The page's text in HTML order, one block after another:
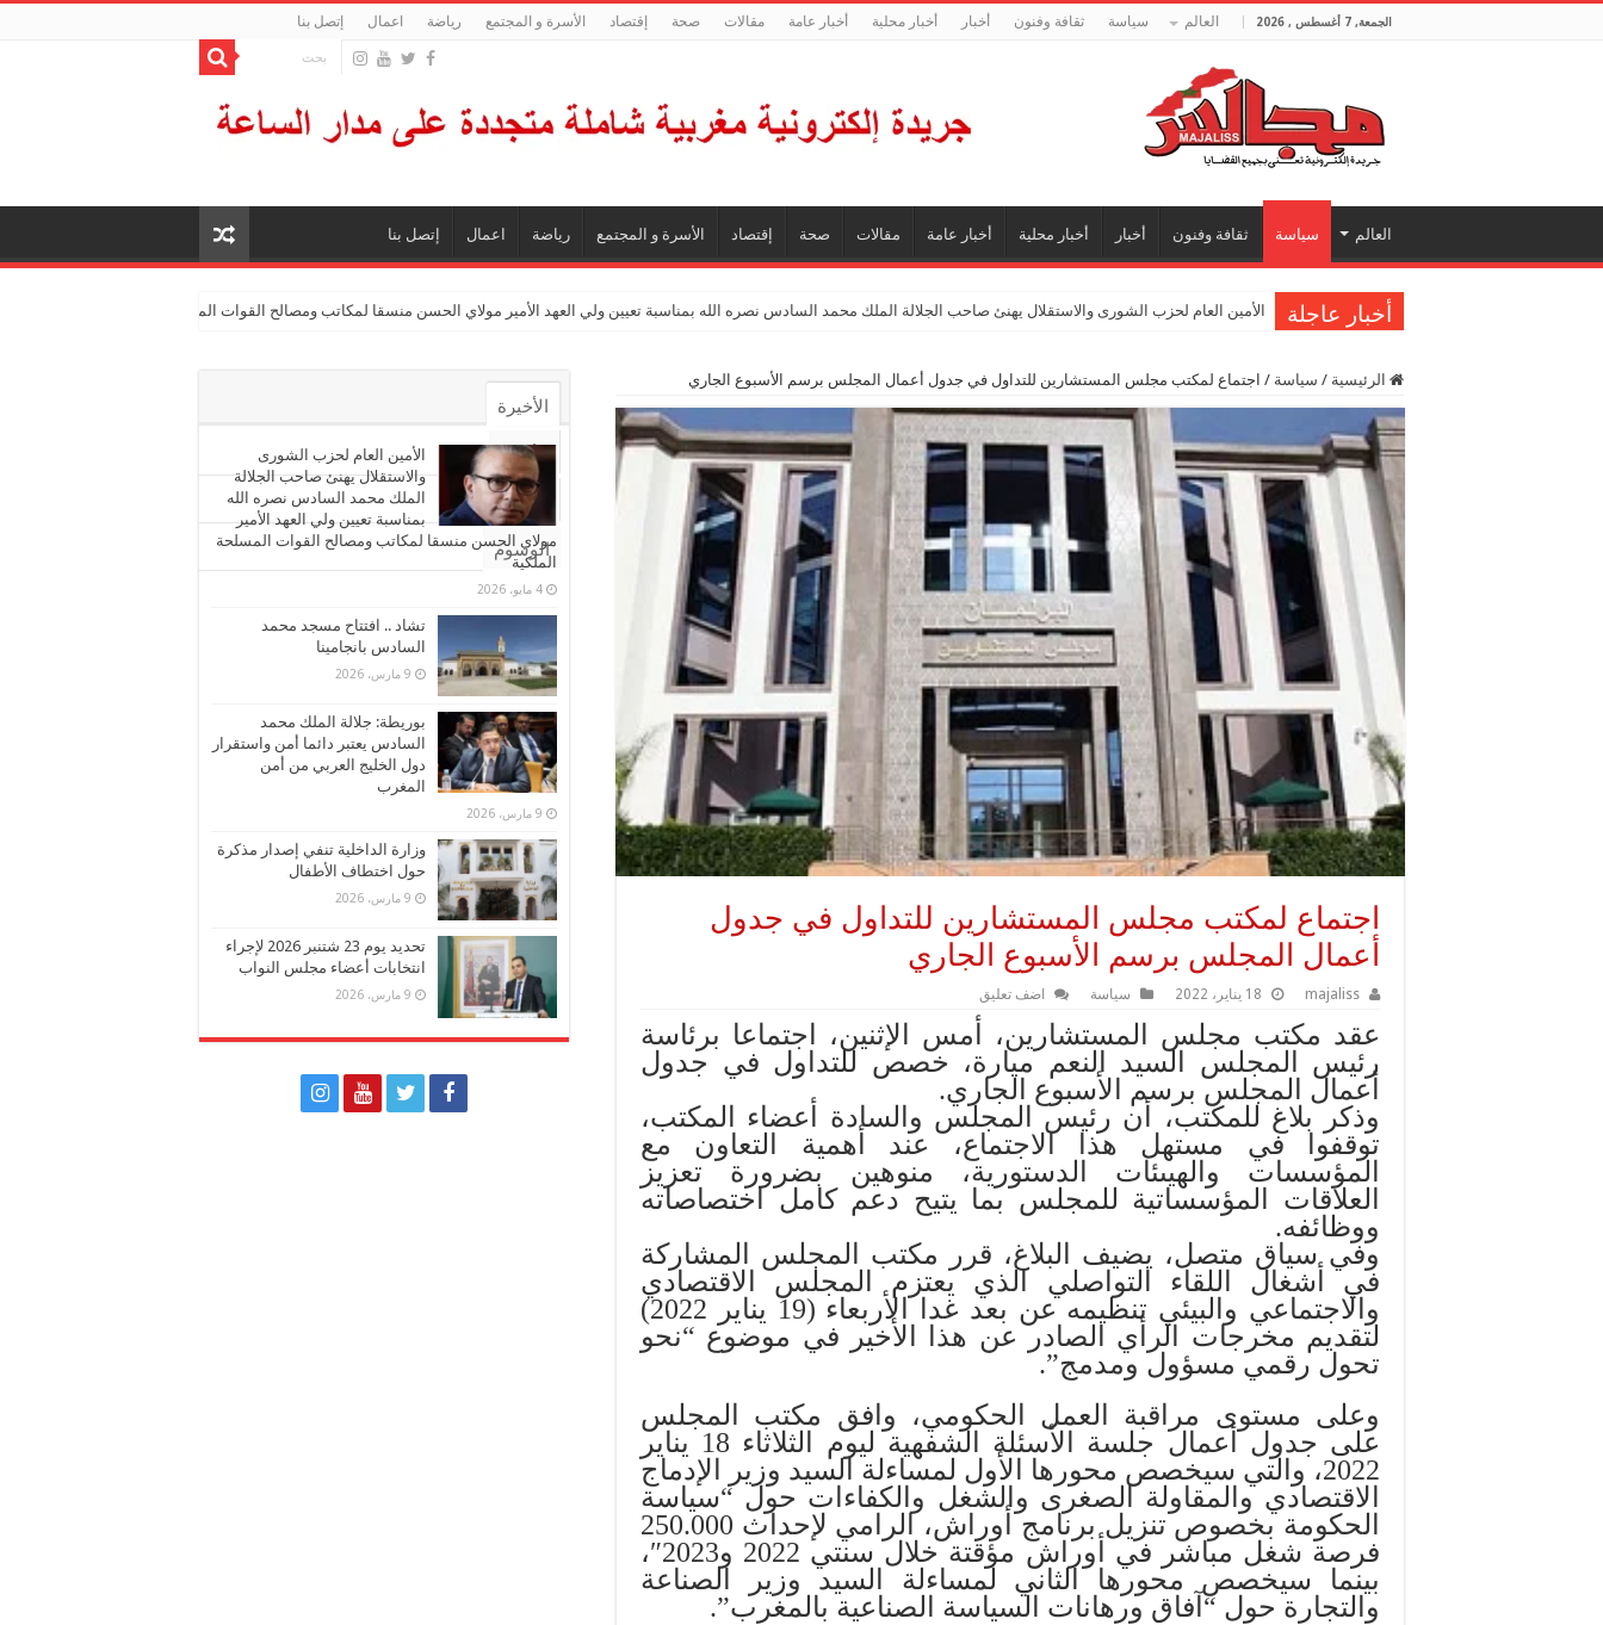
الجمعة, 7 أغسطس , 2026 العالم سياسة ثقافة وفنون أخبار أخبار محلية أخبار عامة مقالات صحة إقتصاد الأسرة و المجتمع رياضة اعمال إتصل بنا
العالم سياسة ثقافة وفنون أخبار أخبار محلية أخبار عامة مقالات صحة إقتصاد الأسرة و المجتمع رياضة اعمال إتصل بنا
أخبار عاجلة الأمين العام لحزب الشورى والاستقلال يهنئ صاحب الجلالة الملك محمد السادس نصره الله بمناسبة تعيين ولي العهد الأمير مولاي الحسن منسقا لمكاتب ومصالح القوات المسلحة الملكية
الرئيسية / سياسة / اجتماع لمكتب مجلس المستشارين للتداول في جدول أعمال المجلس برسم الأسبوع الجاري
اجتماع لمكتب مجلس المستشارين للتداول في جدول
أعمال المجلس برسم الأسبوع الجاري
majaliss 18 يناير، 2022 سياسة اضف تعليق
عقد مكتب مجلس المستشارين، أمس الإثنين، اجتماعا برئاسة
رئيس المجلس السيد النعم ميارة، خصص للتداول في جدول
أعمال المجلس برسم الأسبوع الجاري.
وذكر بلاغ للمكتب، أن رئيس المجلس والسادة أعضاء المكتب،
توقفوا في مستهل هذا الاجتماع، عند أهمية التعاون مع
المؤسسات والهيىئات الدستورية، منوهين بضرورة تعزيز
العلاقات المؤسساتية للمجلس بما يتيح دعم كامل اختصاصاته
ووظائفه.
وفي سياق متصل، يضيف البلاغ، قرر مكتب المجلس المشاركة
في أشغال اللقاء التواصلي الذي يعتزم المجلس الاقتصادي
والاجتماعي والبيئي تنظيمه عن بعد غدا الأربعاء (19 يناير 2022)
لتقديم مخرجات الرأي الصادر عن هذا الأخير في موضوع “نحو
تحول رقمي مسؤول ومدمج”.
وعلى مستوى مراقبة العمل الحكومي، وافق مكتب المجلس
على جدول أعمال جلسة الأسئلة الشفهية ليوم الثلاثاء 18 يناير
2022، والتي سيخصص محورها الأول لمساءلة السيد وزير الإدماج
الاقتصادي والمقاولة الصغرى والشغل والكفاءات حول “سياسة
الحكومة بخصوص تنزيل برنامج أوراش، الرامي لإحداث 250.000
فرصة شغل مباشر في أوراش مؤقتة خلال سنتي 2022 و2023″،
بينما سيخصص محورها الثاني لمساءلة السيد وزير الصناعة
والتجارة حول “آفاق ورهانات السياسة الصناعية بالمغرب”.
الأخيرة
الأشهر
تعليقات
الوسوم
الأمين العام لحزب الشورى
والاستقلال يهنئ صاحب الجلالة
الملك محمد السادس نصره الله
بمناسبة تعيين ولي العهد الأمير
مولاي الحسن منسقا لمكاتب ومصالح القوات المسلحة
الملكية
4 مايو، 2026
تشاد .. افتتاح مسجد محمد
السادس بانجامينا
9 مارس، 2026
بوريطة: جلالة الملك محمد
السادس يعتبر دائما أمن واستقرار
دول الخليج العربي من أمن
المغرب
9 مارس، 2026
وزارة الداخلية تنفي إصدار مذكرة
حول اختطاف الأطفال
9 مارس، 2026
تحديد يوم 23 شتنبر 2026 لإجراء
انتخابات أعضاء مجلس النواب
9 مارس، 2026